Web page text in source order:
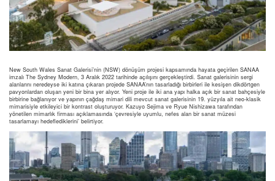
New South Wales Sanat Galerisi’nin (NSW) dönüşüm projesi kapsamında hayata geçirilen SANAA
imzalı The Sydney Modern, 3 Aralık 2022 tarihinde açılışını gerçekleştirdi. Sanat galerisinin sergi
alanlarını neredeyse iki katına çıkaran projede SANAA’nın tasarladığı birbirleri ile kesişen dikdörtgen
pavyonlardan oluşan yeni bir bina yer alıyor. Yeni proje ile iki ana yapı halka açık bir sanat bahçesiyle
birbirine bağlanıyor ve yapının çağdaş mimari dili mevcut sanat galerisinin 19. yüzyıla ait neo-klasik
mimarisiyle etkileyici bir kontrast oluşturuyor. Kazuyo Sejima ve Ryue Nishizawa tarafından
yönetilen mimarlık firması açıklamasında ‘çevresiyle uyumlu, nefes alan bir sanat müzesi
tasarlamayı hedeflediklerini’ belirtiyor.